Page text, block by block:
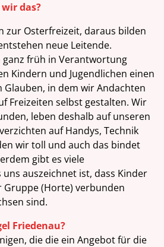
das?
zur Osterfreizeit, daraus bilden
neue Leitende.
ganz früh in Verantwortung
Kindern und Jugendlichen einen
Glauben, in dem wir Andachten
Freizeiten selbst gestalten. Wir
leben deshalb auf unseren
auf Handys, Technik
wir toll und auch das bindet
gibt es viele
uns auszeichnet ist, dass Kinder
Gruppe (Horte) verbunden
sind.
Friedenau?
die die ein Angebot für die